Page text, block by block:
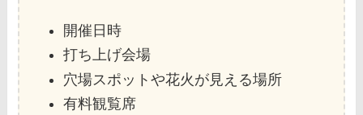
開催日時
打ち上げ会場
穴場スポットや花火が見える場所
有料観覧席